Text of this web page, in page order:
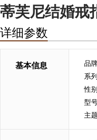
蒂芙尼结婚戒
详细参数
基本信息 品
系列
性别
型
主题